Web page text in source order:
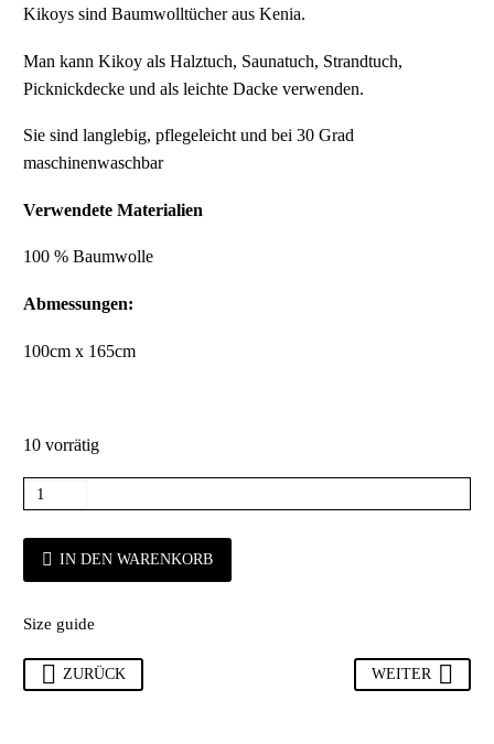
Kikoys sind Baumwolltücher aus Kenia.
Man kann Kikoy als Halztuch, Saunatuch, Strandtuch,
Picknickdecke und als leichte Dacke verwenden.
Sie sind langlebig, pflegeleicht und bei 30 Grad
maschinenwaschbar
Verwendete Materialien
100 % Baumwolle
Abmessungen:
100cm x 165cm
10 vorrätig
IN DEN WARENKORB
Size guide
ZURÜCK WEITER